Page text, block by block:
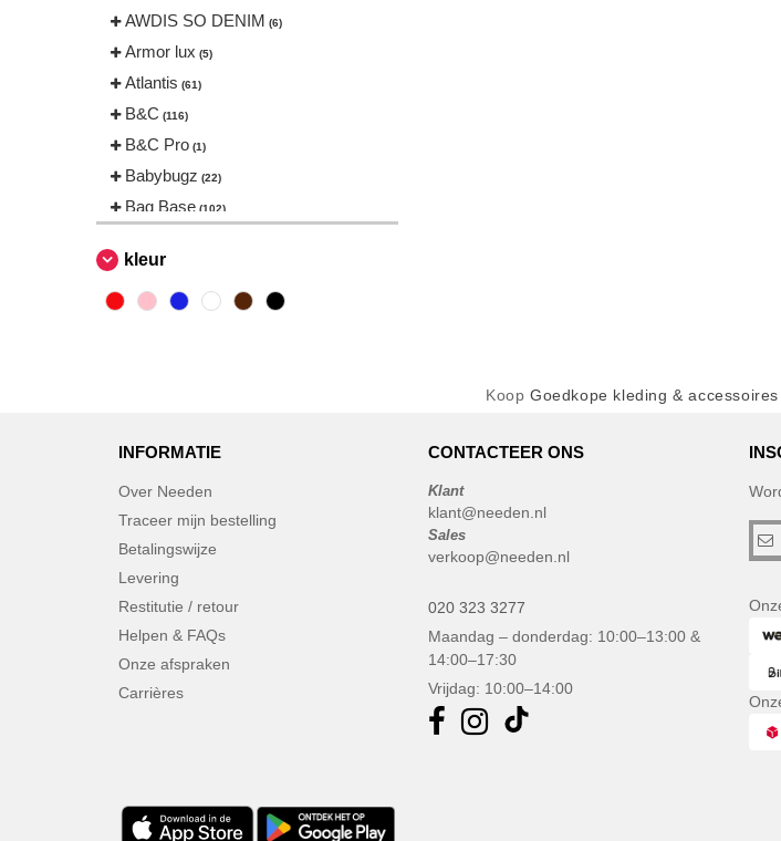
AWDIS SO DENIM (6)
Armor lux (5)
Atlantis (61)
B&C (116)
B&C Pro (1)
Babybugz (22)
Bag Base (102)
Bella+Canvas
Black&Match (2)
ECOLOGIE (2)
ESTEX (6)
EXCD BY PROMODORO
EgotierPro (2)
Elevate
Elevate Essentials
Elevate Life (51)
Elevate NXT (26)
FRUIT OF THE LOOM VINTAGE
Front row (16)
kleur
KoopGoedkope kleding &
INFORMATIE
Over Needen
Traceer mijn bestelling
Betalingswijze
Levering
Restitutie / retour
Helpen & FAQs
Onze afspraken
Carrières
CONTACTEER ONS
Klant
klant@needen.nl
Sales
verkoop@needen.nl
020 323 3277
Maandag – donderdag: 10:00–13:00 &
14:00–17:30
Vrijdag: 10:00–14:00